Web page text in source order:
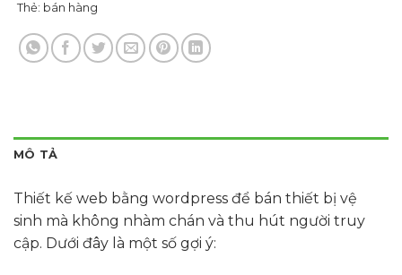
Thẻ: bán hàng
MÔ TẢ
Thiết kế web bằng wordpress để bán thiết bị vệ
sinh mà không nhàm chán và thu hút người truy
cập. Dưới đây là một số gợi ý: